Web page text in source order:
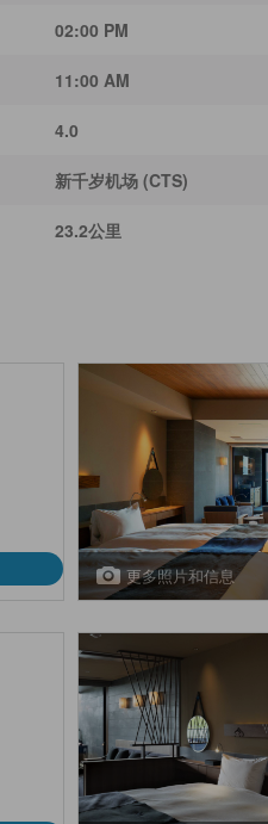
02:00 PM
11:00 AM
4.0
新千岁机场 (CTS)
23.2公里
更多照片和信息